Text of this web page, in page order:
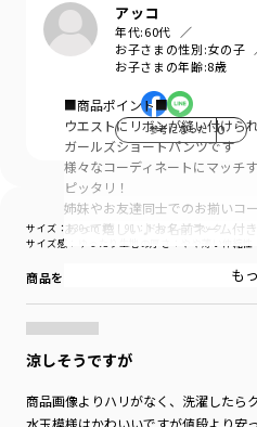
アッコ
年代:60代
お子さまの性別:女の子
お子さまの年齢:8歳
参考になった 0
サイズ感 ：ゆったり 生地の厚さ ：やや薄い 伸縮性
サイズ：130cm色：91：ドット-ブラック
商品をチェックする＞
涼しそうですが
商品画像よりハリがなく、洗濯したら
水玉模様はかわいいですが値段より安
■商品ポイント■
ウエストにリボンが縫い付けら
ガールズショートパンツです
様々なコーディネートにマッチ
ピッタリ！
姉妹やお友達同士でのお揃いコ
あって嬉しい♪お名前ネーム付き
デニム：薄手で柔らかなデニム
ドット柄：薄手でさらっとした綿
花柄：薄手でさらっとした綿100
■DRCbranshesとは？■
Daily…毎日
も